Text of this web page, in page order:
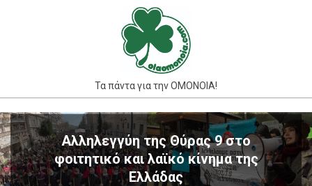
Τα πάντα για την ΟΜΟΝΟΙΑ!
Primary
Navigation
Menu
Αλληλεγγύη της Θύρας 9 στο
φοιτητικό και λαϊκό κίνημα της
Ελλάδας